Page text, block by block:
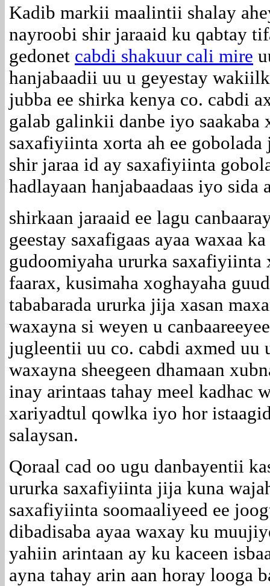
Kadib markii maalintii shalay
nayroobi shir jaraaid ku qabtay
gedonet cabdi shakuur cali mire
hanjabaadii uu u geyestay
jubba ee shirka kenya co. cabdi
galab galinkii danbe iyo saakaba
saxafiyiinta xorta ah ee
shir jaraa id ay saxafiyiinta
hadlayaan hanjabaadaas iyo sida
shirkaan jaraaid ee lagu
geestay saxafigaas ayaa waxaa
gudoomiyaha ururka saxafiyiinta
faarax, kusimaha xoghayaha
tababarada ururka jija xasan
waxayna si weyen u
jugleentii uu co. cabdi axmed uu
waxayna sheegeen dhamaan
inay arintaas tahay meel kadhac
xariyadtul qowlka iyo hor
salaysan.
Qoraal cad oo ugu danbayentii
ururka saxafiyiinta jija kuna
saxafiyiinta soomaaliyeed ee
dibadisaba ayaa waxay ku
yahiin arintaan ay ku kaceen
ayna tahay arin aan horay looga